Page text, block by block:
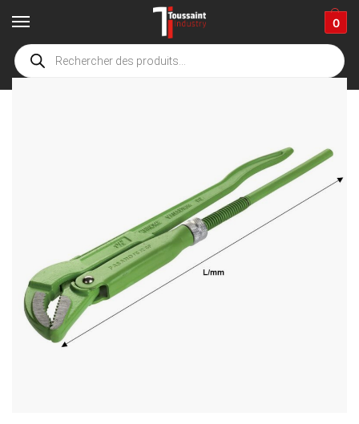
0
Accueil boutique / Fournitures industrielles